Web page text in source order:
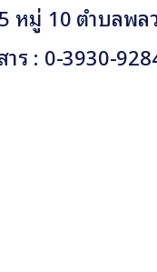
หมู่ 10 ตำบลพ
าร : 0-3930-